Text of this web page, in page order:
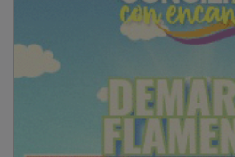
NOTICIAS RELACIONADAS